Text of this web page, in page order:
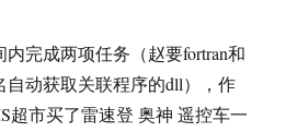
完成两项任务（赵要fortran和
自动获取关联程序的dll），作
超市买了雷速登 奥神 遥控车一